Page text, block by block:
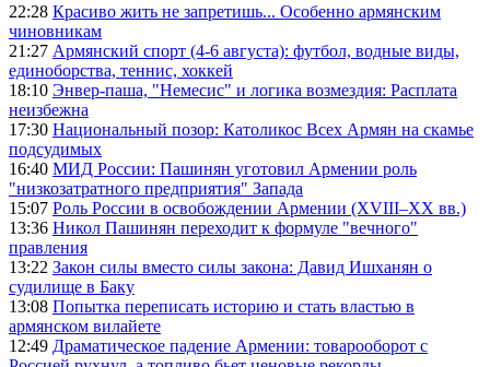
22:28 Красиво жить не запретишь... Особенно армянским
чиновникам
21:27 Армянский спорт (4-6 августа): футбол, водные виды,
единоборства, теннис, хоккей
18:10 Энвер-паша, "Немесис" и логика возмездия: Расплата
неизбежна
17:30 Национальный позор: Католикос Всех Армян на скамье
подсудимых
16:40 МИД России: Пашинян уготовил Армении роль
"низкозатратного предприятия" Запада
15:07 Роль России в освобождении Армении (XVIII–XX вв.)
13:36 Никол Пашинян переходит к формуле "вечного"
правления
13:22 Закон силы вместо силы закона: Давид Ишханян о
судилище в Баку
13:08 Попытка переписать историю и стать властью в
армянском вилайете
12:49 Драматическое падение Армении: товарооборот с